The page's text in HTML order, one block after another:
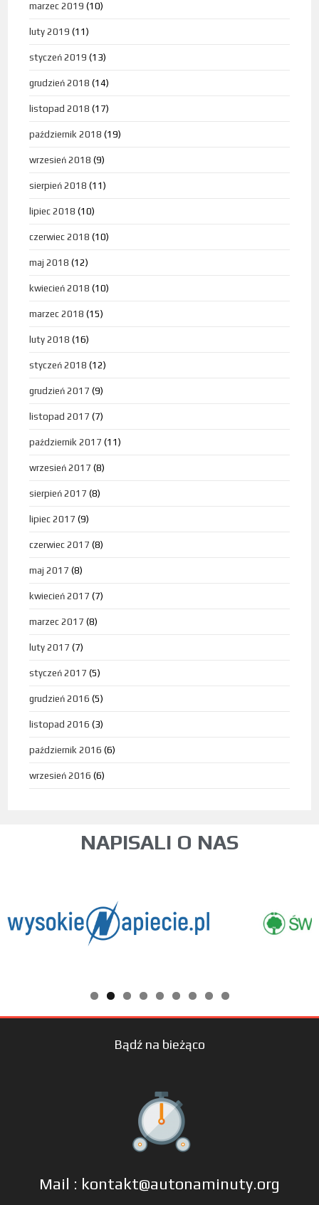
marzec 2019 (10)
luty 2019 (11)
styczeń 2019 (13)
grudzień 2018 (14)
listopad 2018 (17)
październik 2018 (19)
wrzesień 2018 (9)
sierpień 2018 (11)
lipiec 2018 (10)
czerwiec 2018 (10)
maj 2018 (12)
kwiecień 2018 (10)
marzec 2018 (15)
luty 2018 (16)
styczeń 2018 (12)
grudzień 2017 (9)
listopad 2017 (7)
październik 2017 (11)
wrzesień 2017 (8)
sierpień 2017 (8)
lipiec 2017 (9)
czerwiec 2017 (8)
maj 2017 (8)
kwiecień 2017 (7)
marzec 2017 (8)
luty 2017 (7)
styczeń 2017 (5)
grudzień 2016 (5)
listopad 2016 (3)
październik 2016 (6)
wrzesień 2016 (6)
NAPISALI O NAS
Bądź na bieżąco
Mail : kontakt@autonaminuty.org